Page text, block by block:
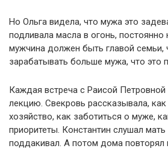
Но Ольга видела, что мужа это
подливала масла в огонь, постоянно
мужчина должен быть главой
зарабатывать больше мужа, что это
Каждая встреча с Раисой
лекцию. Свекровь рассказывала, как
хозяйство, как заботиться о муже,
приоритеты. Константин слушал
поддакивал. А потом дома повторял